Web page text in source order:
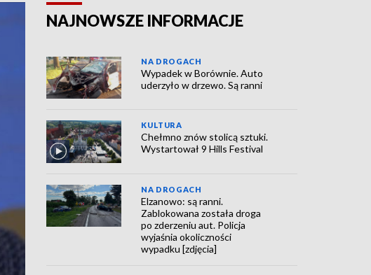
NAJNOWSZE INFORMACJE
NA DROGACH
Wypadek w Borównie. Auto
uderzyło w drzewo. Są ranni
KULTURA
Chełmno znów stolicą sztuki.
Wystartował 9 Hills Festival
NA DROGACH
Elzanowo: są ranni.
Zablokowana została droga
po zderzeniu aut. Policja
wyjaśnia okoliczności
wypadku [zdjęcia]